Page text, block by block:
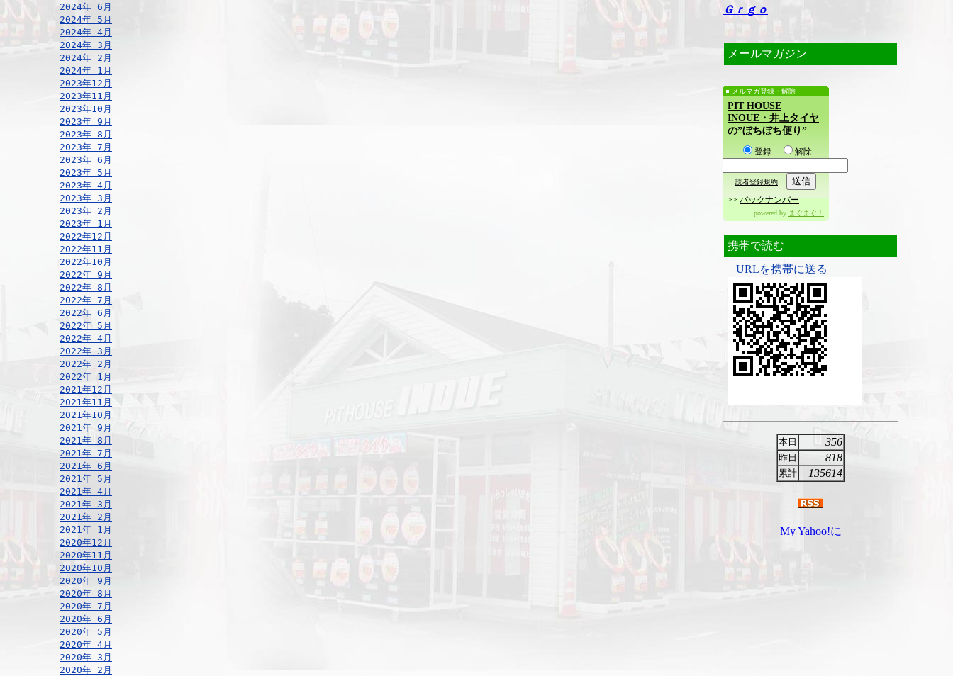
2024年 6月
2024年 5月
2024年 4月
2024年 3月
2024年 2月
2024年 1月
2023年12月
2023年11月
2023年10月
2023年 9月
2023年 8月
2023年 7月
2023年 6月
2023年 5月
2023年 4月
2023年 3月
2023年 2月
2023年 1月
2022年12月
2022年11月
2022年10月
2022年 9月
2022年 8月
2022年 7月
2022年 6月
2022年 5月
2022年 4月
2022年 3月
2022年 2月
2022年 1月
2021年12月
2021年11月
2021年10月
2021年 9月
2021年 8月
2021年 7月
2021年 6月
2021年 5月
2021年 4月
2021年 3月
2021年 2月
2021年 1月
2020年12月
2020年11月
2020年10月
2020年 9月
2020年 8月
2020年 7月
2020年 6月
2020年 5月
2020年 4月
2020年 3月
2020年 2月
Ｇｒｇｏ
メールマガジン
メルマガ登録・解除
PIT HOUSE
INOUE・井上タイヤ
の”ぼちぼち便り”
登録 解除
読者登録規約
>> バックナンバー
powered by まぐまぐ！
携帯で読む
URLを携帯に送る
本日 356
昨日 818
累計 135614